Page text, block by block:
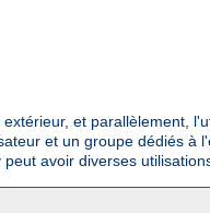
et parallèlement,
et un groupe dédiés à
peut avoir diverses